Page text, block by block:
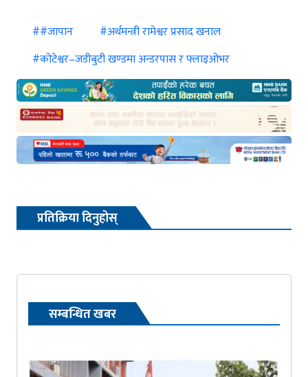
##जापान
#अर्थमन्त्री रामेश्वर प्रसाद खनाल
#कोटेश्वर–जडीबुटी खण्डमा अन्डरपास र फ्लाइओभर
प्रतिक्रिया दिनुहोस्
सम्बन्धित खबर